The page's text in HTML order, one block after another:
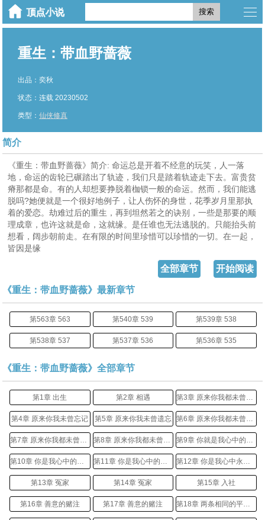
搜索
重生：带血野蔷薇
出品：奕秋
状态：连载 20230502
类型：仙侠修真
简介
《重生：带血野蔷薇》简介: 命运总是开着不经意的玩笑，人一落
地，命运的齿轮已碾踏出了轨迹，我们只是踏着轨迹走下去。富贵贫
瘠那都是命。有的人却想要挣脱着枷锁一般的命运。然而，我们能逃
脱吗?她便就是一个很好地例子，让人伤怀的身世，花季岁月里那执
着的爱恋。劫难过后的重生，再到坦然若之的诀别，一些是那要的顺
理成章，也许这就是命，这就缘。是任谁也无法逃脱的。只能抬头前
想看，阔步朝前走。在有限的时间里珍惜可以珍惜的一切。在一起，
皆因是缘
开始阅读
全部章节
《重生：带血野蔷薇》最新章节
第563章 563 第540章 539 第539章 538
第538章 537 第537章 536 第536章 535
《重生：带血野蔷薇》全部章节
第1章 出生 第2章 相遇
第4章 原来你我未曾忘记 第5章 原来你我未曾遗忘
第13章 冤家 第14章 冤家 第15章 入社
第16章 善意的赌注 第17章 善意的赌注 第18章 两条相同的平行线